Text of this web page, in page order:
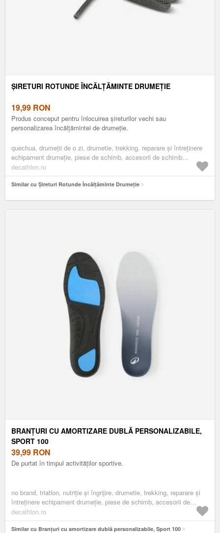
ȘIRETURI ROTUNDE ÎNCĂLȚĂMINTE DRUMEȚIE
19,99 RON
Produs conceput pentru înlocuirea șireturilor vechi sau
personalizarea încălțămintei de drumeție.
quechua, drumeţii de o zi, drumetie, trekking, reparare și întreținere
echipament drumeție, piese de schimb, accesorii de schimb
incaltaminte
decathlon.ro
Similar cu Șireturi Rotunde Încălțăminte Drumeție
BRANȚURI CU AMORTIZARE DUBLĂ PERSONALIZABILE,
SPORT 100
39,99 RON
De purtat în timpul activităților sportive.
no brand, triatlon, nutriție și îngrijire, drumetie, trekking, reparare și
întreținere echipament drumeție, piese de schimb, accesorii de
schimb incaltaminte
decathlon.ro
Similar cu Branțuri cu amortizare dublă personalizabile, Sport 100